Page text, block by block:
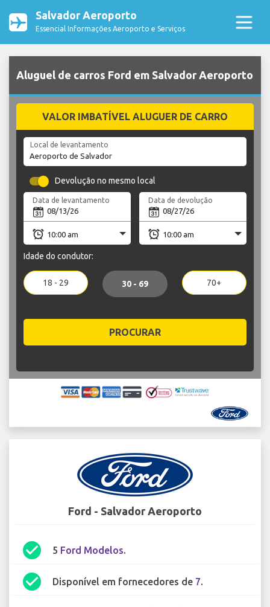
Salvador Aeroporto
Essencial Informações Aeroporto e Serviços
Aluguel de carros Ford em Salvador Aeroporto
VALOR IMBATÍVEL ALUGUER DE CARRO
Local de levantamento
Devolução no mesmo local
Data de levantamento Data de devolução
Idade do condutor:
18 - 29 30 - 69 70+
PROCURAR
Ford - Salvador Aeroporto
check_circle 5 Ford Modelos.
check_circle Disponível em fornecedores de 7.